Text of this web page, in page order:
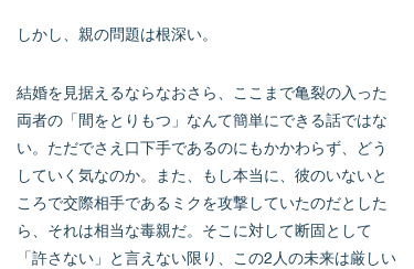
しかし、親の問題は根深い。
結婚を見据えるならなおさら、ここまで亀裂の入った
両者の「間をとりもつ」なんて簡単にできる話ではな
い。ただでさえ口下手であるのにもかかわらず、どう
していく気なのか。また、もし本当に、彼のいないと
ころで交際相手であるミクを攻撃していたのだとした
ら、それは相当な毒親だ。そこに対して断固として
「許さない」と言えない限り、この2人の未来は厳しい